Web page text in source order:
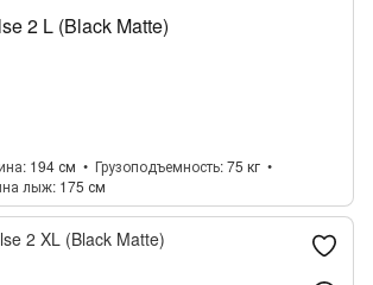
2 L (Black Matte)
194 см Грузоподъемность 75 кг
лыж 175 см